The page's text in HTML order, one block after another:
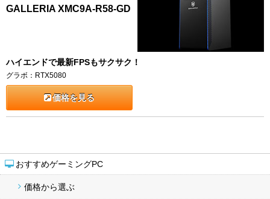
おすすめゲーミングPC
価格から選ぶ
GALLERIA XMC9A-R58-GD
ハイエンドで最新FPSもサクサク！
グラボ：RTX5080
価格を見る